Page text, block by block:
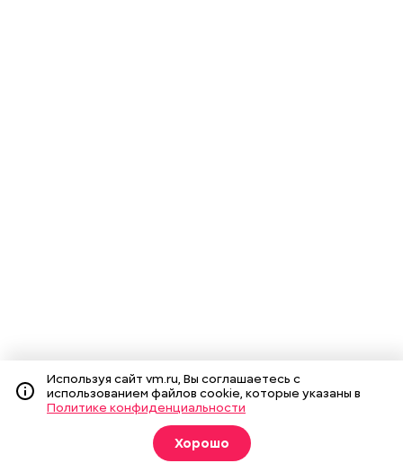
Используя сайт vm.ru, Вы соглашаетесь с
использованием файлов cookie, которые указаны в
Политике конфиденциальности
Хорошо